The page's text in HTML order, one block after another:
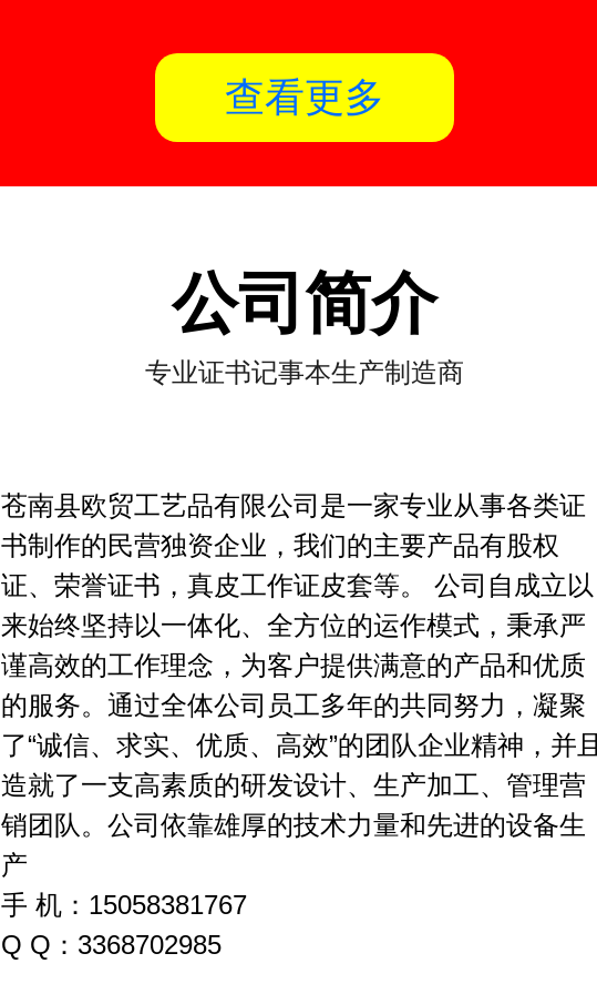
查看更多
公司简介
专业证书记事本生产制造商
苍南县欧贸工艺品有限公司是一家专业从事各类证
书制作的民营独资企业，我们的主要产品有股权
证、荣誉证书，真皮工作证皮套等。 公司自成立以
来始终坚持以一体化、全方位的运作模式，秉承严
谨高效的工作理念，为客户提供满意的产品和优质
的服务。通过全体公司员工多年的共同努力，凝聚
了“诚信、求实、优质、高效”的团队企业精神，并且
造就了一支高素质的研发设计、生产加工、管理营
销团队。公司依靠雄厚的技术力量和先进的设备生
产
手 机：15058381767
Q Q：3368702985